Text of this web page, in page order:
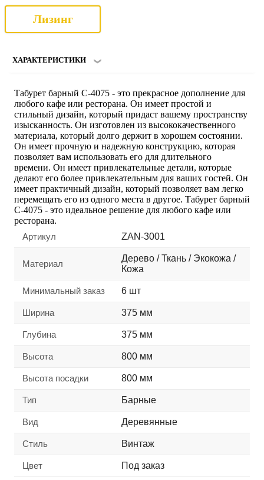
Лизинг
ХАРАКТЕРИСТИКИ
Табурет барный C-4075 - это прекрасное дополнение для
любого кафе или ресторана. Он имеет простой и
стильный дизайн, который придаст вашему пространству
изысканность. Он изготовлен из высококачественного
материала, который долго держит в хорошем состоянии.
Он имеет прочную и надежную конструкцию, которая
позволяет вам использовать его для длительного
времени. Он имеет привлекательные детали, которые
делают его более привлекательным для ваших гостей. Он
имеет практичный дизайн, который позволяет вам легко
перемещать его из одного места в другое. Табурет барный
C-4075 - это идеальное решение для любого кафе или
ресторана.
Артикул
ZAN-3001
Материал
Дерево / Ткань / Экокожа /
Кожа
Минимальный заказ 6 шт
Ширина 375 мм
Глубина 375 мм
Высота 800 мм
Высота посадки 800 мм
Тип Барные
Вид Деревянные
Стиль Винтаж
Цвет Под заказ